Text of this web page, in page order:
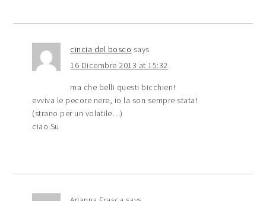
cincia del bosco says
16 Dicembre 2013 at 15:32
ma che belli questi bicchieri!
evviva le pecore nere, io la son sempre stata!
(strano per un volatile…)
ciao Su